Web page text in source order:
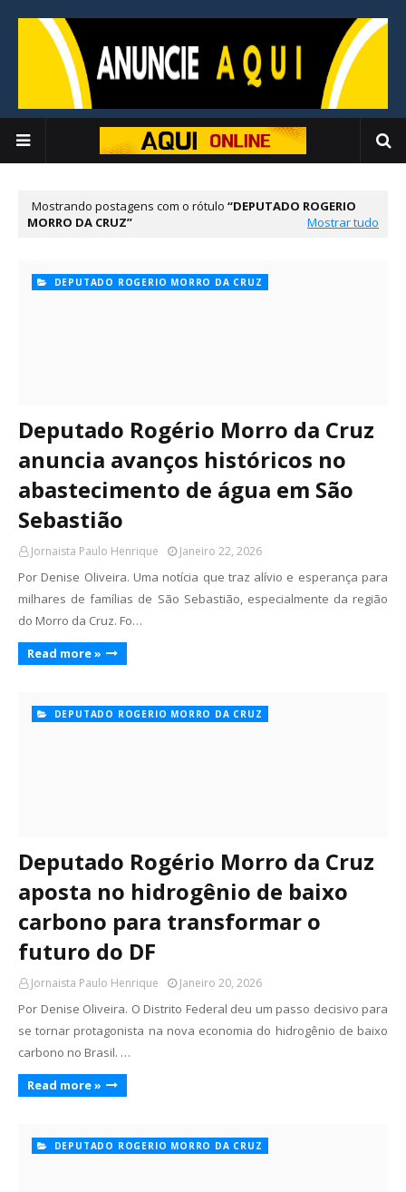
Mostrando postagens com o rótulo
DEPUTADO ROGERIO
MORRO DA CRUZ
Mostrar tudo
DEPUTADO ROGERIO MORRO DA CRUZ
Deputado Rogério Morro da Cruz
anuncia avanços históricos no
abastecimento de água em São
Sebastião
Jornaista Paulo Henrique Janeiro 22, 2026
Por Denise Oliveira. Uma notícia que traz alívio e esperança para
milhares de famílias de São Sebastião, especialmente da região
do Morro da Cruz. Fo…
Read more »
DEPUTADO ROGERIO MORRO DA CRUZ
Deputado Rogério Morro da Cruz
aposta no hidrogênio de baixo
carbono para transformar o
futuro do DF
Jornaista Paulo Henrique Janeiro 20, 2026
Por Denise Oliveira. O Distrito Federal deu um passo decisivo para
se tornar protagonista na nova economia do hidrogênio de baixo
carbono no Brasil. …
Read more »
DEPUTADO ROGERIO MORRO DA CRUZ